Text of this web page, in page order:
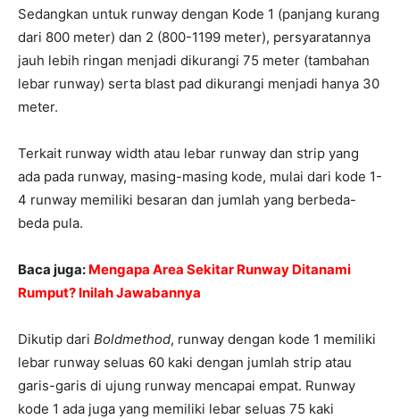
Sedangkan untuk runway dengan Kode 1 (panjang kurang
dari 800 meter) dan 2 (800-1199 meter), persyaratannya
jauh lebih ringan menjadi dikurangi 75 meter (tambahan
lebar runway) serta blast pad dikurangi menjadi hanya 30
meter.
Terkait runway width atau lebar runway dan strip yang
ada pada runway, masing-masing kode, mulai dari kode 1-
4 runway memiliki besaran dan jumlah yang berbeda-
beda pula.
Baca juga: Mengapa Area Sekitar Runway Ditanami
Rumput? Inilah Jawabannya
Dikutip dari Boldmethod, runway dengan kode 1 memiliki
lebar runway seluas 60 kaki dengan jumlah strip atau
garis-garis di ujung runway mencapai empat. Runway
kode 1 ada juga yang memiliki lebar seluas 75 kaki